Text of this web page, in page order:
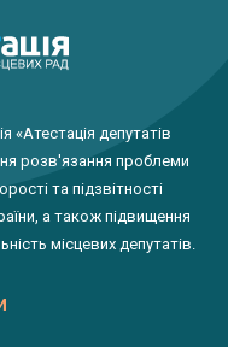
«Атестація депутатів
розв'язання проблеми
та підзвітності
а також підвищення
місцевих депутатів.